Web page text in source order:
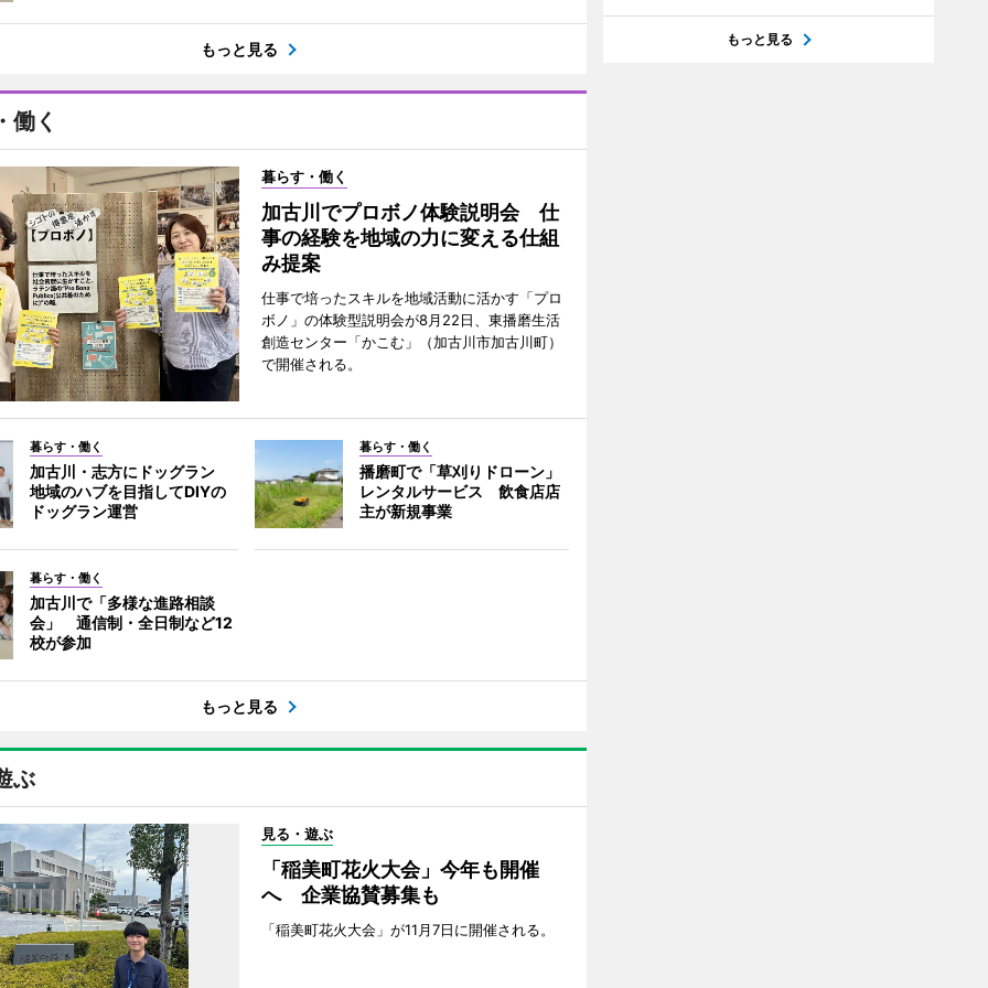
もっと見る
働く
暮らす・働く
加古川でプロボノ体験説明会 仕
事の経験を地域の力に変える仕組
み提案
仕事で培ったスキルを地域活動に活かす「プロ
ボノ」の体験型説明会が8月22日、東播磨生活
創造センター「かこむ」（加古川市加古川町）
で開催される。
暮らす・働く
加古川・志方にドッグラン
地域のハブを目指してDIYの
ドッグラン運営
暮らす・働く
播磨町で「草刈りドローン」
レンタルサービス 飲食店店
主が新規事業
暮らす・働く
加古川で「多様な進路相談
会」 通信制・全日制など12
校が参加
もっと見る
ぶ
見る・遊ぶ
「稲美町花火大会」今年も開催
へ 企業協賛募集も
「稲美町花火大会」が11月7日に開催される。
もっと見る